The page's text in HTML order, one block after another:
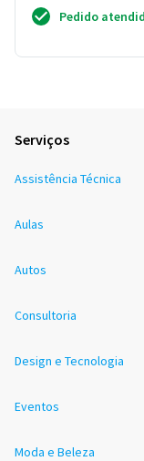
Pedido
Serviços
Assistência Técnica
Aulas
Autos
Consultoria
Design e Tecnologia
Eventos
Moda e Beleza